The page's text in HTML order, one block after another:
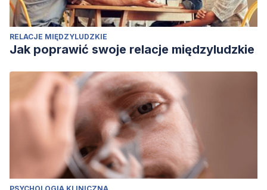
RELACJE MIĘDZYLUDZKIE
Jak poprawić swoje relacje międzyludzkie